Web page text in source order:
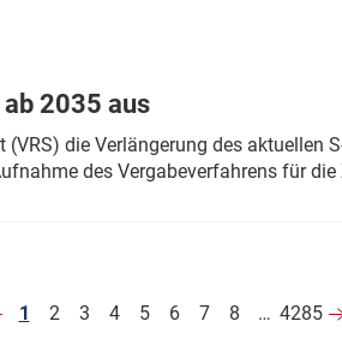
2035 aus
die Verlängerung des aktuellen
des Vergabeverfahrens für
1 2 3 4 5 6 7 8 … 4285